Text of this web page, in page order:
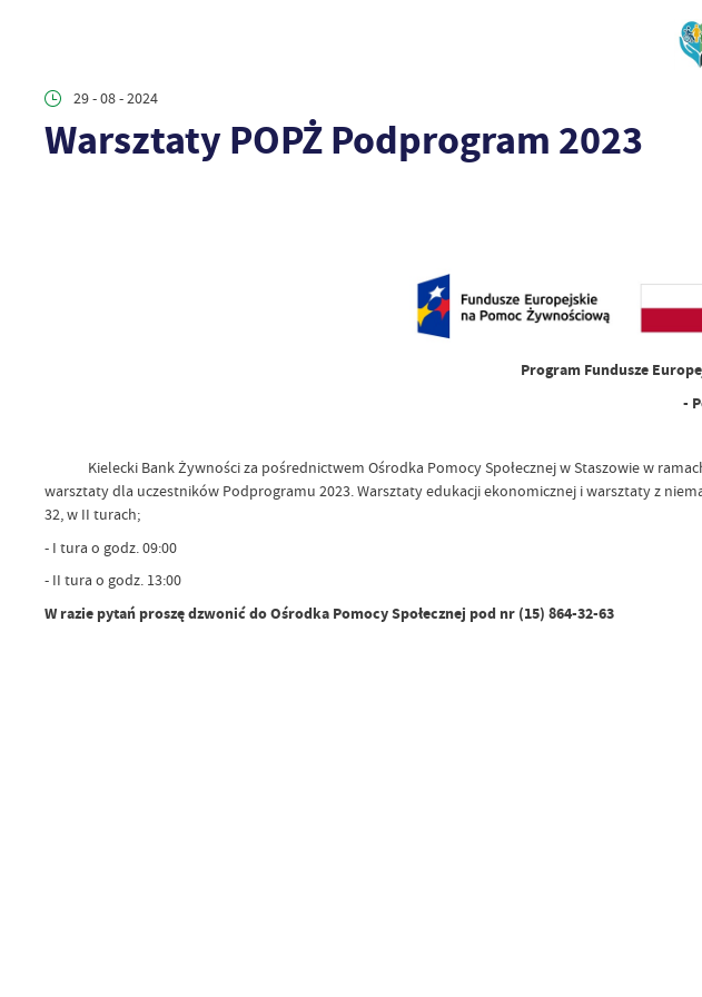
29 - 08 - 2024
Warsztaty POPŻ Podprogram 2023
Program Fundusze
-
Kielecki Bank Żywności za pośrednictwem Ośrodka Pomocy Społecznej w Staszowie w
warsztaty dla uczestników Podprogramu 2023. Warsztaty edukacji ekonomicznej i warsztaty z
32, w II turach;
- I tura o godz. 09:00
- II tura o godz. 13:00
W razie pytań proszę dzwonić do Ośrodka Pomocy Społecznej pod nr (15) 864-32-63